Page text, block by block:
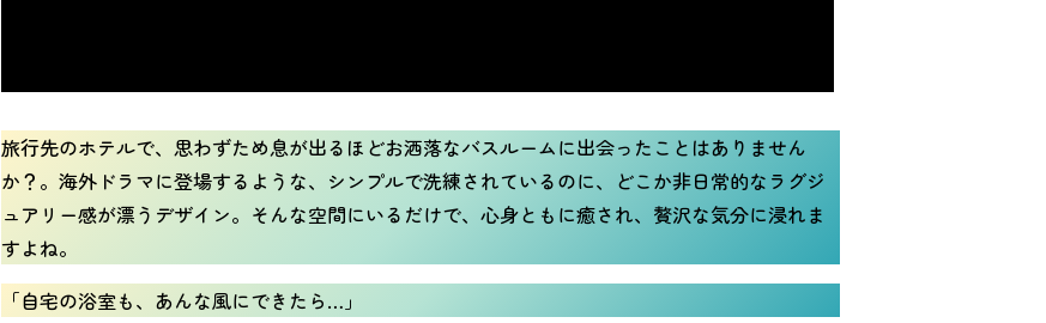
旅行先のホテルで、思わずため息が出るほどお洒落なバスルームに出会ったことはありません
か？。海外ドラマに登場するような、シンプルで洗練されているのに、どこか非日常的なラグジ
ュアリー感が漂うデザイン。そんな空間にいるだけで、心身ともに癒され、贅沢な気分に浸れま
すよね。
「自宅の浴室も、あんな風にできたら…」